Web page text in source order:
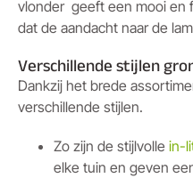
vlonder geeft een mooi en
dat de aandacht naar de
Verschillende stijlen
Dankzij het brede
verschillende stijlen.
Zo zijn de stijlvolle in-
elke tuin en geven